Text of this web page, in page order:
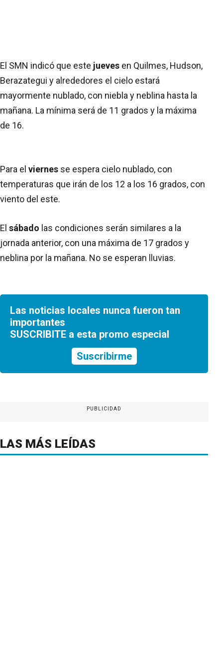
El SMN indicó que este jueves en Quilmes, Hudson,
Berazategui y alrededores el cielo estará
mayormente nublado, con niebla y neblina hasta la
mañana. La mínima será de 11 grados y la máxima
de 16.
Para el viernes se espera cielo nublado, con
temperaturas que irán de los 12 a los 16 grados, con
viento del este.
El sábado las condiciones serán similares a la
jornada anterior, con una máxima de 17 grados y
neblina por la mañana. No se esperan lluvias.
Las noticias locales nunca fueron tan
importantes
SUSCRIBITE a esta promo especial
Suscribirme
PUBLICIDAD
LAS MÁS LEÍDAS